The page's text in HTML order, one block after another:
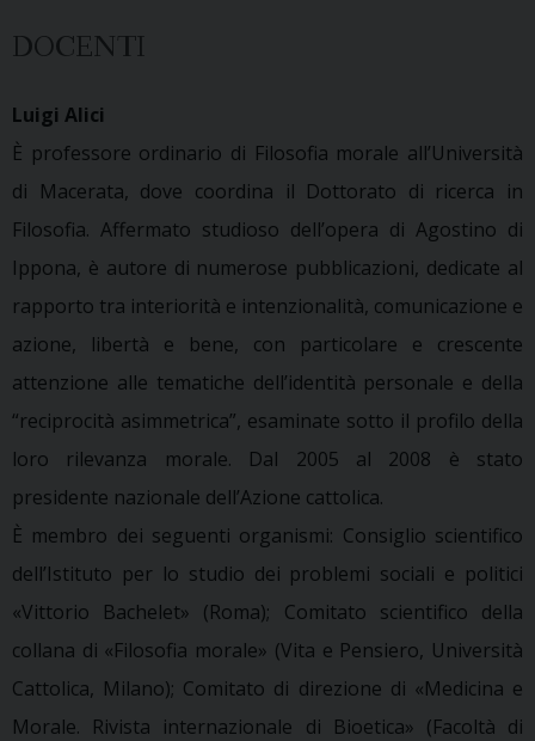
DOCENTI
Luigi Alici
È professore ordinario di Filosofia morale all’Università
di Macerata, dove coordina il Dottorato di ricerca in
Filosofia. Affermato studioso dell’opera di Agostino di
Ippona, è autore di numerose pubblicazioni, dedicate al
rapporto tra interiorità e intenzionalità, comunicazione e
azione, libertà e bene, con particolare e crescente
attenzione alle tematiche dell’identità personale e della
“reciprocità asimmetrica”, esaminate sotto il profilo della
loro rilevanza morale. Dal 2005 al 2008 è stato
presidente nazionale dell’Azione cattolica.
È membro dei seguenti organismi: Consiglio scientifico
dell’Istituto per lo studio dei problemi sociali e politici
«Vittorio Bachelet» (Roma); Comitato scientifico della
collana di «Filosofia morale» (Vita e Pensiero, Università
Cattolica, Milano); Comitato di direzione di «Medicina e
Morale. Rivista internazionale di Bioetica» (Facoltà di